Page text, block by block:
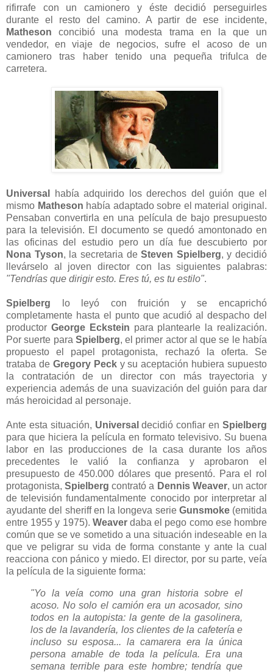
rifirrafe con un camionero y éste decidió perseguirles
durante el resto del camino. A partir de ese incidente,
Matheson concibió una modesta trama en la que un
vendedor, en viaje de negocios, sufre el acoso de un
camionero tras haber tenido una pequeña trifulca de
carretera.
Universal
había adquirido los derechos del guión que el
mismo Matheson había adaptado sobre el material original.
Pensaban convertirla en una película de bajo presupuesto
para la televisión. El documento se quedó amontonado en
las oficinas del estudio pero un día fue descubierto por
Nona Tyson, la secretaria deSteven Spielberg, y decidió
llevárselo al joven director con las siguientes palabras:
"Tendrías que dirigir esto. Eres tú, es tu estilo".
Spielberg lo leyó con fruición y se encaprichó
completamente hasta el punto que acudió al despacho del
productor George Eckstein para plantearle la realización.
Por suerte para Spielberg, el primer actor al que se le había
propuesto el papel protagonista, rechazó la oferta. Se
trataba de Gregory Peck y su aceptación hubiera supuesto
la contratación de un director con más trayectoria y
experiencia además de una suavización del guión para dar
más heroicidad al personaje.
Ante esta situación, Universal decidió confiar enSpielberg
para que hiciera la película en formato televisivo. Su buena
labor en las producciones de la casa durante los años
precedentes le valió la confianza y aprobaron el
presupuesto de 450.000 dólares que presentó. Para el rol
protagonista,Spielberg contrató a Dennis Weaver, un actor
de televisión fundamentalmente conocido por interpretar al
ayudante del sheriff en la longeva serie Gunsmoke(emitida
entre 1955 y 1975). Weaverdaba el pego como ese hombre
común que se ve sometido a una situación indeseable en la
que ve peligrar su vida de forma constante y ante la cual
reacciona con pánico y miedo. El director, por su parte, veía
la película de la siguiente forma:
"Yo la veía como una gran historia sobre el
acoso. No solo el camión era un acosador, sino
todos en la autopista: la gente de la gasolinera,
los de la lavandería, los clientes de la cafetería e
incluso su esposa... la camarera era la única
persona amable de toda la película. Era una
semana terrible para este hombre; tendría que